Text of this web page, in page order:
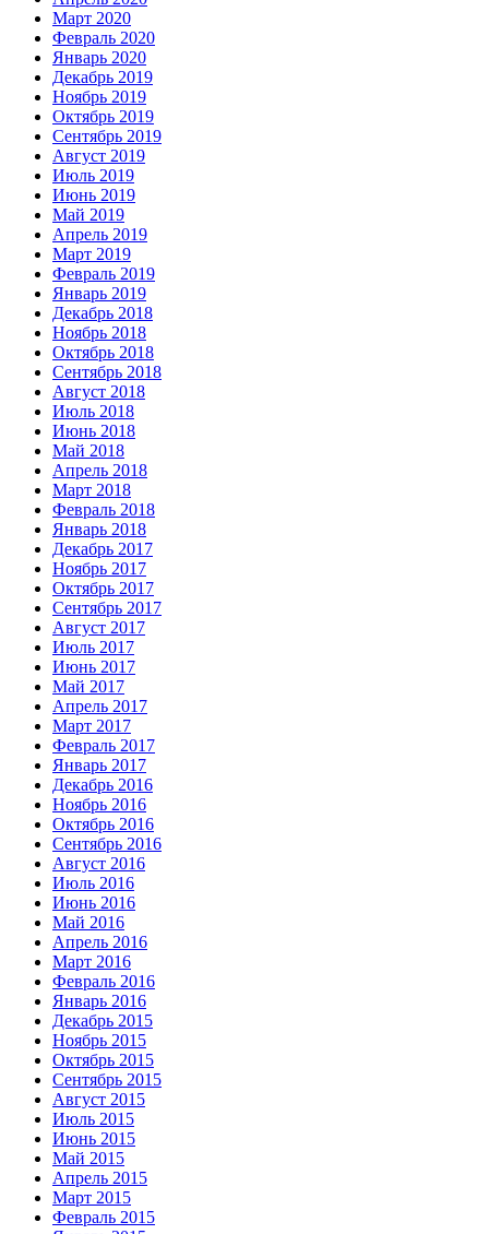
Март 2020
Февраль 2020
Январь 2020
Декабрь 2019
Ноябрь 2019
Октябрь 2019
Сентябрь 2019
Август 2019
Июль 2019
Июнь 2019
Май 2019
Апрель 2019
Март 2019
Февраль 2019
Январь 2019
Декабрь 2018
Ноябрь 2018
Октябрь 2018
Сентябрь 2018
Август 2018
Июль 2018
Июнь 2018
Май 2018
Апрель 2018
Март 2018
Февраль 2018
Январь 2018
Декабрь 2017
Ноябрь 2017
Октябрь 2017
Сентябрь 2017
Август 2017
Июль 2017
Июнь 2017
Май 2017
Апрель 2017
Март 2017
Февраль 2017
Январь 2017
Декабрь 2016
Ноябрь 2016
Октябрь 2016
Сентябрь 2016
Август 2016
Июль 2016
Июнь 2016
Май 2016
Апрель 2016
Март 2016
Февраль 2016
Январь 2016
Декабрь 2015
Ноябрь 2015
Октябрь 2015
Сентябрь 2015
Август 2015
Июль 2015
Июнь 2015
Май 2015
Апрель 2015
Март 2015
Февраль 2015